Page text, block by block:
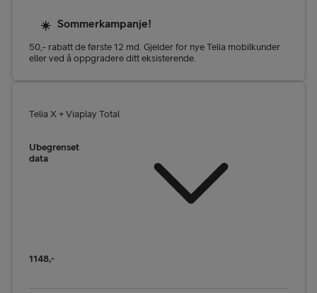
☀️ Sommerkampanje!
50,- rabatt de første 12 md. Gjelder for nye Telia mobilkunder
eller ved å oppgradere ditt eksisterende.
Telia X + Viaplay Total
Ubegrenset
data
1148,-